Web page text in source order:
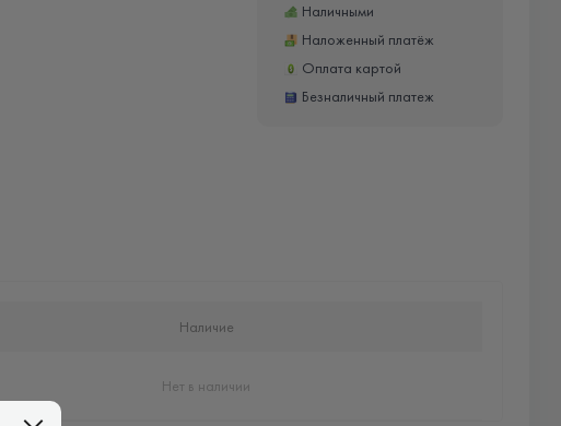
Наличными
Наложенный платёж
Оплата картой
Безналичный платеж
Наличие
Нет в наличии